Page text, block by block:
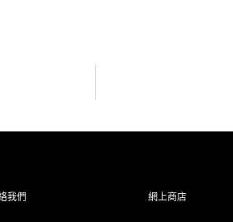
我們 網上商店